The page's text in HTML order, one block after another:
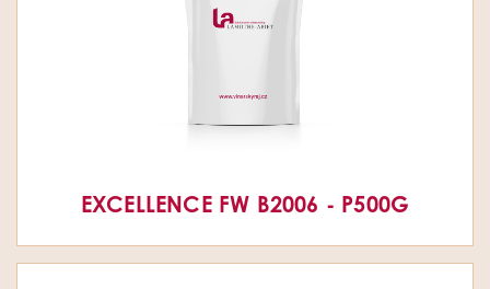
EXCELLENCE FW B2006 - P500G